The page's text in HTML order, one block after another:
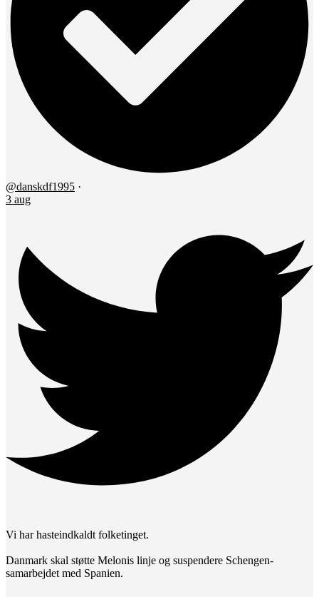
@danskdf1995 ·
3 aug
Vi har hasteindkaldt folketinget.
Danmark skal støtte Melonis linje og suspendere Schengen-
samarbejdet med Spanien.